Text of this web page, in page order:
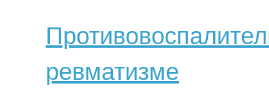
ревматизме